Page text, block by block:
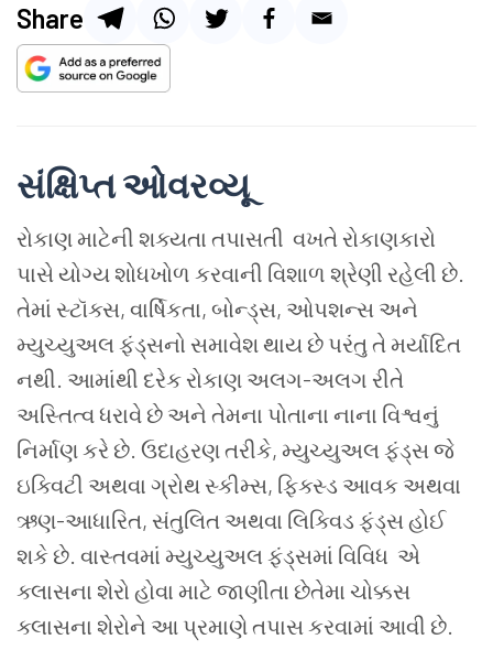
Share
સંક્ષિપ્તઓવરવ્યૂ
રોકાણમાટેની શક્યતા તપાસતી વખતે રોકાણકારો
પાસેયોગ્ય શોધખોળ કરવાની વિશાળ શ્રેણી રહેલી છે.
તેમાં સ્ટૉક્સ, વાર્ષિકતા, બોન્ડ્સ, ઓપશન્સ અને
મ્યુચ્યુઅલફંડ્સનો સમાવેશ થાય છે પરંતુતેમર્યાદિત
નથી. આમાંથી દરેક રોકાણ અલગ-અલગ રીતે
અસ્તિત્વ ધરાવે છે અને તેમના પોતાના નાના વિશ્વનું
નિર્માણકરે છે. ઉદાહરણતરીકે, મ્યુચ્યુઅલફંડ્સજે
ઇક્વિટી અથવા ગ્રોથ સ્કીમ્સ, ફિક્સ્ડ આવક અથવા
ઋણ-આધારિત, સંતુલિત અથવા લિક્વિડફંડ્સહોઈ
શકે છે. વાસ્તવમાં મ્યુચ્યુઅલફંડ્સમાં વિવિધ એ
ક્લાસના શેરો હોવા માટે જાણીતા છેતેમા ચોક્કસ
ક્લાસના શેરોને આ પ્રમાણેતપાસકરવામાં આવી છે.